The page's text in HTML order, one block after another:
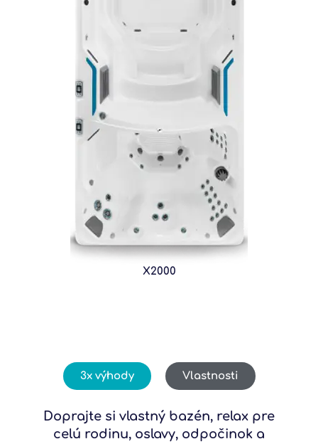
X2000
3x výhody Vlastnosti
Doprajte si vlastný bazén, relax pre
celú rodinu, oslavy, odpočinok a